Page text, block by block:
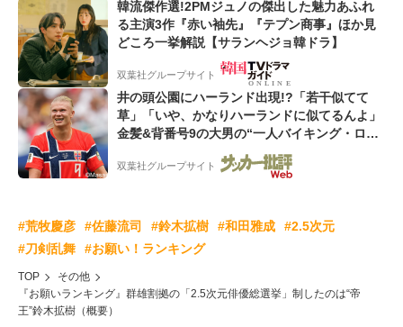
韓流傑作選!2PMジュノの傑出した魅力あふれ
る主演3作『赤い袖先』『テプン商事』ほか見
どころ一挙解説【サランヘジョ韓ドラ】
双葉社グループサイト
井の頭公園にハーランド出現!?「若干似てて
草」「いや、かなりハーランドに似てるんよ」
金髪&背番号9の大男の“一人バイキング・ロ
ー”映像が話題!「元気をもらった」
双葉社グループサイト
#荒牧慶彦 #佐藤流司 #鈴木拡樹 #和田雅成
#2.5次元
#刀剣乱舞
#お願い！ランキング
TOP
その他
『お願いランキング』群雄割拠の「2.5次元俳優総選挙」制したのは“帝
王”鈴木拡樹（概要）